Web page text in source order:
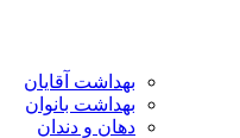
بهداشت آقایان
بهداشت بانوان
دهان و دندان